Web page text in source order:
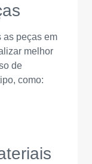
as peças em
melhor
de
como: